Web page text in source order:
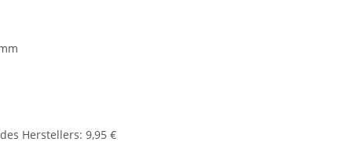
Herstellers: 9,95 €